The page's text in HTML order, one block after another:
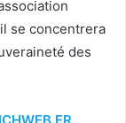
se concentrera
des